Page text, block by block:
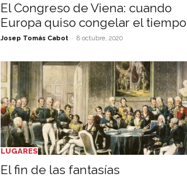
El Congreso de Viena: cuando
Europa quiso congelar el tiempo
Josep Tomás Cabot - 8 octubre, 2020
LUGARES
El fin de las fantasías